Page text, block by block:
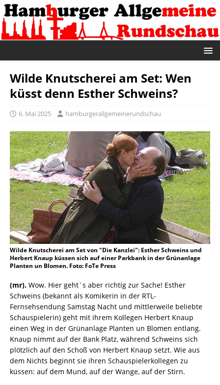
Wilde Knutscherei am Set: Wen
küsst denn Esther Schweins?
6. Mai 2025 hamburgerallgemeinerundschau
Wilde Knutscherei am Set von "Die Kanzlei": Esther Schweins und
Herbert Knaup küssen sich auf einer Parkbank in der Grünanlage
Planten un Blomen. Foto: FoTe Press
(mr). Wow. Hier geht`s aber richtig zur Sache! Esther
Schweins (bekannt als Komikerin in der RTL-
Fernsehsendung Samstag Nacht und mittlerweile beliebte
Schauspielerin) geht mit ihrem Kollegen Herbert Knaup
einen Weg in der Grünanlage Planten un Blomen entlang.
Knaup nimmt auf der Bank Platz, während Schweins sich
plötzlich auf den Schoß von Herbert Knaup setzt. Wie aus
dem Nichts beginnt sie ihren Schauspielerkollegen zu
küssen: auf dem Mund, auf der Wange, auf der Stirn.